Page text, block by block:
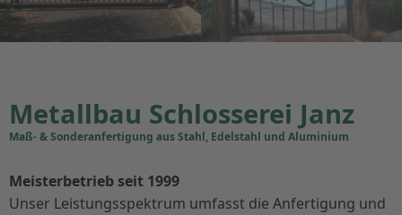
Metallbau Schlosserei Janz
Maß- & Sonderanfertigung aus Stahl, Edelstahl und Aluminium
Meisterbetrieb seit 1999
Unser Leistungsspektrum umfasst die Anfertigung und